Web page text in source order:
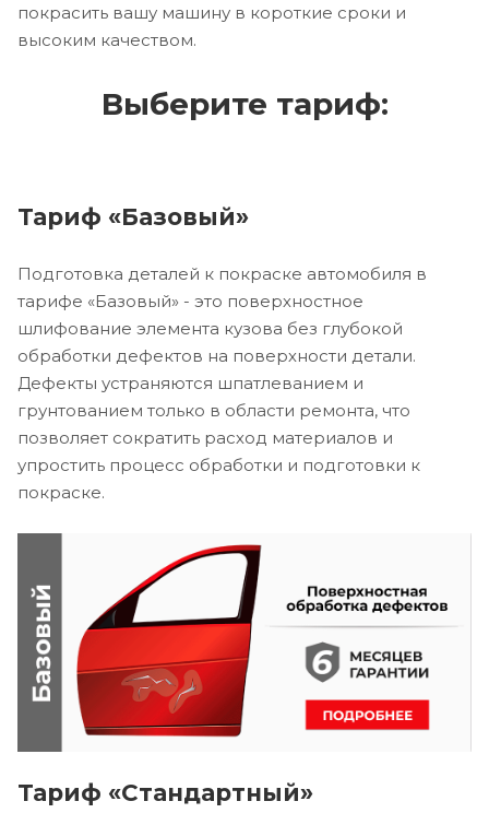
покрасить вашу машину в короткие сроки и
высоким качеством.
Выберите тариф:
Тариф «Базовый»
Подготовка деталей к покраске автомобиля в
тарифе «Базовый» - это поверхностное
шлифование элемента кузова без глубокой
обработки дефектов на поверхности детали.
Дефекты устраняются шпатлеванием и
грунтованием только в области ремонта, что
позволяет сократить расход материалов и
упростить процесс обработки и подготовки к
покраске.
Тариф «Стандартный»